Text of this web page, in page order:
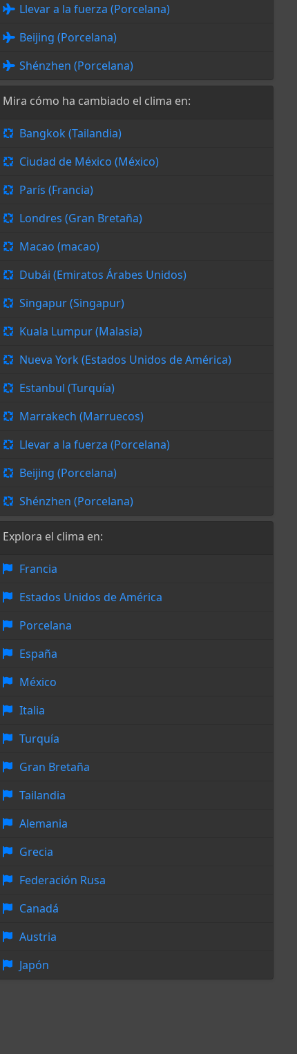
Llevar a la fuerza (Porcelana)
Beijing (Porcelana)
Shénzhen (Porcelana)
Mira cómo ha cambiado el clima en:
Bangkok (Tailandia)
Ciudad de México (México)
París (Francia)
Londres (Gran Bretaña)
Macao (macao)
Dubái (Emiratos Árabes Unidos)
Singapur (Singapur)
Kuala Lumpur (Malasia)
Nueva York (Estados Unidos de América)
Estanbul (Turquía)
Marrakech (Marruecos)
Llevar a la fuerza (Porcelana)
Beijing (Porcelana)
Shénzhen (Porcelana)
Explora el clima en:
Francia
Estados Unidos de América
Porcelana
España
México
Italia
Turquía
Gran Bretaña
Tailandia
Alemania
Grecia
Federación Rusa
Canadá
Austria
Japón